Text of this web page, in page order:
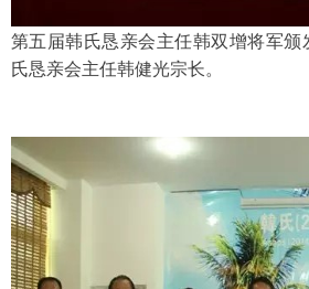
第五届韩氏恳亲会主任韩双增将军
氏恳亲会主任韩健光宗长。